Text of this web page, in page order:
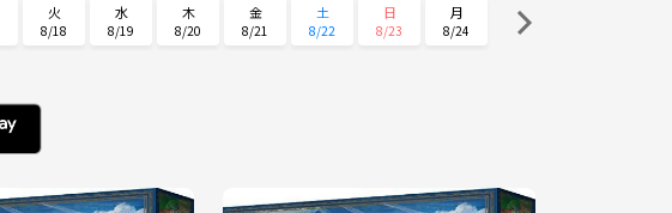
火
8/18
水
8/19
木
8/20
金
8/21
土
8/22
日
8/23
月
8/24